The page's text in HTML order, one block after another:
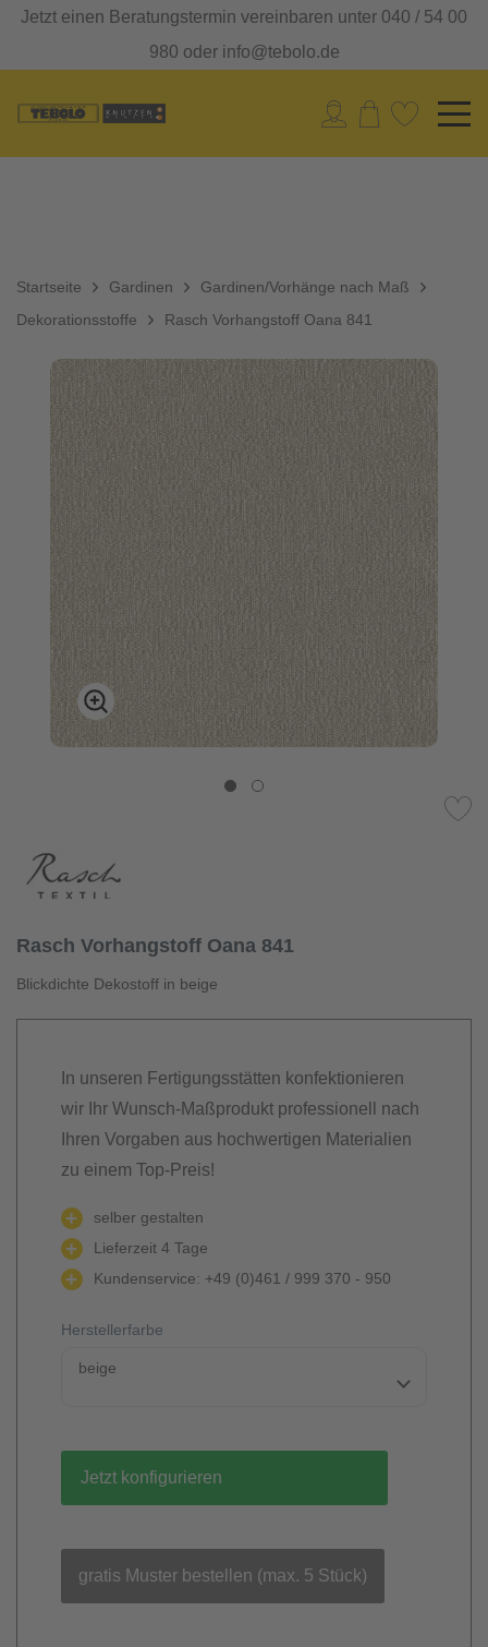
Jetzt einen Beratungstermin vereinbaren unter 040 / 54 00
980 oder info@tebolo.de
Startseite Gardinen
Gardinen/Vorhänge nach Maß
Dekorationsstoffe
Rasch Vorhangstoff Oana 841
Rasch Vorhangstoff Oana 841
Blickdichte Dekostoff in beige
In unseren Fertigungsstätten konfektionieren
wir Ihr Wunsch-Maßprodukt professionell nach
Ihren Vorgaben aus hochwertigen Materialien
zu einem Top-Preis!
selber gestalten
Lieferzeit 4 Tage
Kundenservice: +49 (0)461 / 999 370 - 950
Herstellerfarbe
beige
Jetzt konfigurieren
gratis Muster bestellen (max. 5 Stück)